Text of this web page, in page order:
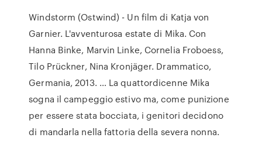
Windstorm (Ostwind) - Un film di Katja von
Garnier. L'avventurosa estate di Mika. Con
Hanna Binke, Marvin Linke, Cornelia Froboess,
Tilo Prückner, Nina Kronjäger. Drammatico,
Germania, 2013. … La quattordicenne Mika
sogna il campeggio estivo ma, come punizione
per essere stata bocciata, i genitori decidono
di mandarla nella fattoria della severa nonna.